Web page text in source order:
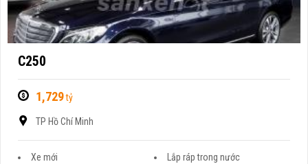
C250
1,729tỷ
TP Hồ Chí Minh
Xe mới
Lắp ráp trong nước